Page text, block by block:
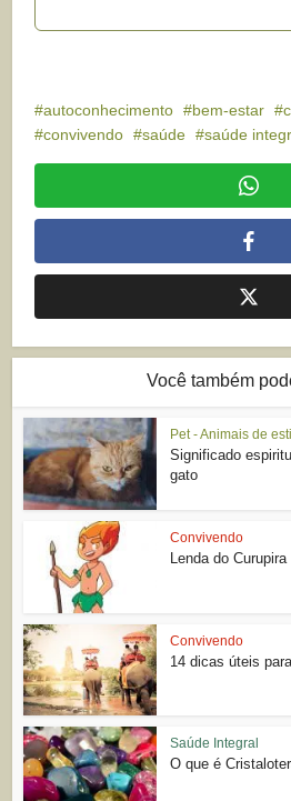
autoconhecimento bem-estar
convivendo
saúde saúde
Você também
Pet - Animais de
Significado
gato
Convivendo
Lenda do Curupira
Convivendo
14 dicas úteis
Saúde Integral
O que é